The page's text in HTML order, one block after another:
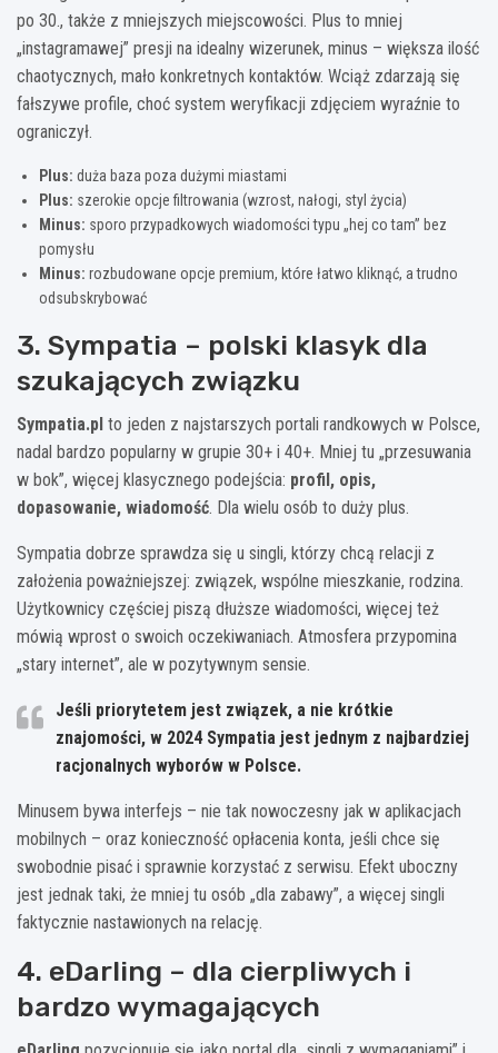
po 30., także z mniejszych miejscowości. Plus to mniej
„instagramawej” presji na idealny wizerunek, minus – większa ilość
chaotycznych, mało konkretnych kontaktów. Wciąż zdarzają się
fałszywe profile, choć system weryfikacji zdjęciem wyraźnie to
ograniczył.
Plus: duża baza poza dużymi miastami
Plus: szerokie opcje filtrowania (wzrost, nałogi, styl życia)
Minus: sporo przypadkowych wiadomości typu „hej co tam” bez
pomysłu
Minus: rozbudowane opcje premium, które łatwo kliknąć, a trudno
odsubskrybować
3. Sympatia – polski klasyk dla
szukających związku
Sympatia.pl to jeden z najstarszych portali randkowych w Polsce,
nadal bardzo popularny w grupie 30+ i 40+. Mniej tu „przesuwania
w bok”, więcej klasycznego podejścia: profil, opis,
dopasowanie, wiadomość. Dla wielu osób to duży plus.
Sympatia dobrze sprawdza się u singli, którzy chcą relacji z
założenia poważniejszej: związek, wspólne mieszkanie, rodzina.
Użytkownicy częściej piszą dłuższe wiadomości, więcej też
mówią wprost o swoich oczekiwaniach. Atmosfera przypomina
„stary internet”, ale w pozytywnym sensie.
Jeśli priorytetem jest związek, a nie krótkie
znajomości, w 2024 Sympatia jest jednym z najbardziej
racjonalnych wyborów w Polsce.
Minusem bywa interfejs – nie tak nowoczesny jak w aplikacjach
mobilnych – oraz konieczność opłacenia konta, jeśli chce się
swobodnie pisać i sprawnie korzystać z serwisu. Efekt uboczny
jest jednak taki, że mniej tu osób „dla zabawy”, a więcej singli
faktycznie nastawionych na relację.
4. eDarling – dla cierpliwych i
bardzo wymagających